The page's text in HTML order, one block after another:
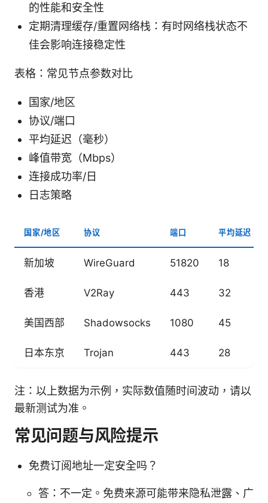
的性能和安全性
定期清理缓存/重置网络栈：有时网络栈状态不
佳会影响连接稳定性
表格：常见节点参数对比
国家/地区
协议/端口
平均延迟（毫秒）
峰值带宽（Mbps）
连接成功率/日
日志策略
国家/地区 协议 端口 平均延迟（
新加坡 WireGuard 51820 18
香港 V2Ray 443 32
美国西部 Shadowsocks 1080 45
日本东京 Trojan 443 28
注：以上数据为示例，实际数值随时间波动，请以
最新测试为准。
常见问题与风险提示
免费订阅地址一定安全吗？
答：不一定。免费来源可能带来隐私泄露、广